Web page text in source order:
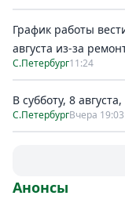
График работы
августа из-за
С.Петербург11:24
В субботу, 8
С.ПетербургВчера 19:03
Анонсы